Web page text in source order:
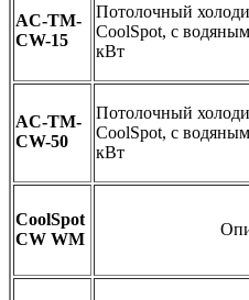
AC-TM-
CW-15
Потолочный
CoolSpot, с
кВт
AC-TM-
CW-50
Потолочный
CoolSpot, с
кВт
CoolSpot
CW WM